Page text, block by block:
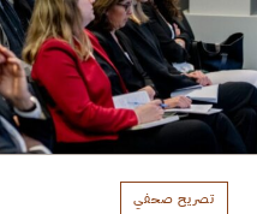
تصريح صحفي